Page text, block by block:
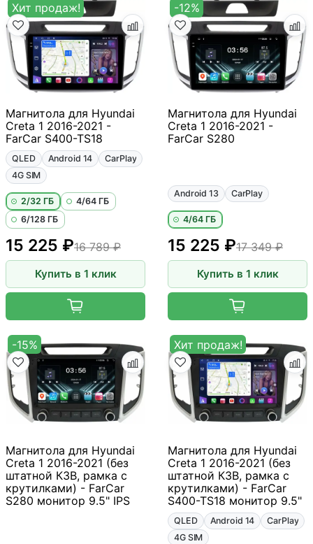
Хит продаж!
Магнитола для Hyundai
Creta 1 2016-2021 -
FarCar S400-TS18
QLED Android 14
CarPlay
4G SIM
2/32 ГБ
4/64 ГБ
6/128 ГБ
15 225 ₽16 789 ₽
Купить в 1 клик
-12%
Магнитола для Hyundai
Creta 1 2016-2021 -
FarCar S280
Android 13 CarPlay
4/64 ГБ
17 349 ₽
15 225 ₽
Купить в 1 клик
-15%
Магнитола для Hyundai
Creta 1 2016-2021 (без
штатной КЗВ, рамка с
крутилками) - FarCar
S280 монитор 9.5" IPS
Хит продаж!
Магнитола для Hyundai
Creta 1 2016-2021 (без
штатной КЗВ, рамка с
крутилками) - FarCar
S400-TS18 монитор 9.5"
QLED Android 14
CarPlay
4G SIM